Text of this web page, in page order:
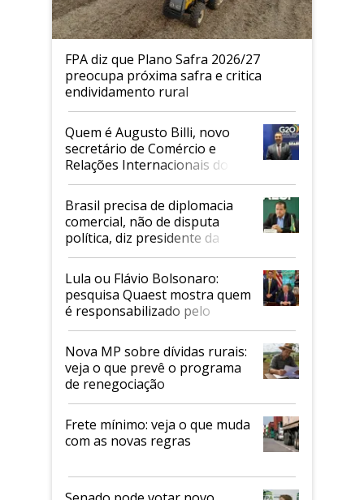
FPA diz que Plano Safra 2026/27
preocupa próxima safra e critica
endividamento rural
Quem é Augusto Billi, novo
secretário de Comércio e
Relações Internacionais do
Mapa
Brasil precisa de diplomacia
comercial, não de disputa
política, diz presidente da
Faesp
Lula ou Flávio Bolsonaro:
pesquisa Quaest mostra quem
é responsabilizado pelo
tarifaço dos EUA
Nova MP sobre dívidas rurais:
veja o que prevê o programa
de renegociação
Frete mínimo: veja o que muda
com as novas regras